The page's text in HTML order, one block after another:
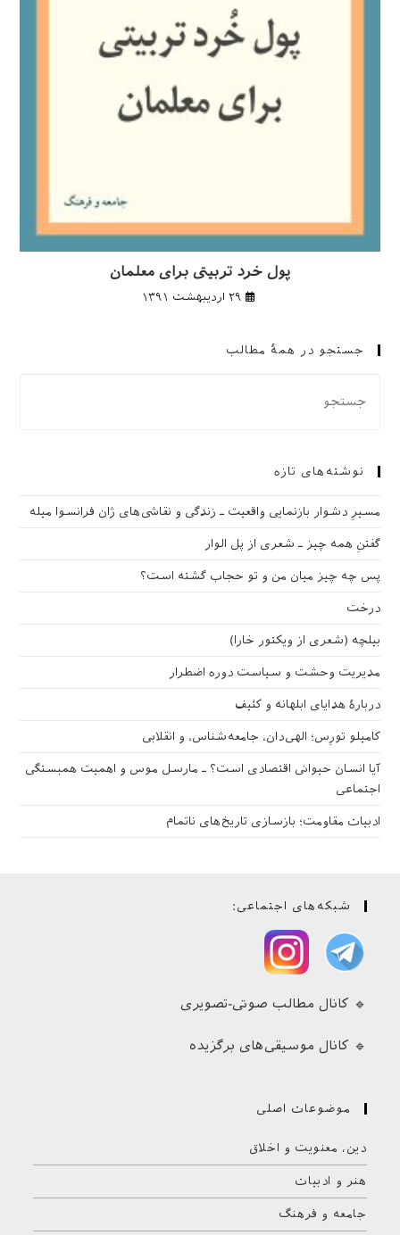
پول خرد تربیتی برای معلمان
۲۹ اردیبهشت ۱۳۹۱
جستجو در همهٔ مطالب
نوشته‌های تازه
مسیرِ دشوار بازنمایی واقعیت ـ زندگی و نقاشی‌های ژان فرانسوا میله
گفتنِ همه چیز ـ شعری از پل الوار
پس چه چیز میان من و تو حجاب گشته است؟
درخت
بیلچه (شعری از ویکتور خارا)
مدیریت وحشت و سیاست دوره اضطرار
دربارهٔ هدایای ابلهانه و کثیف
کامیلو تورِس؛ الهی‌دان، جامعه‌شناس، و انقلابی
آیا انسان حیوانی اقتصادی است؟ ـ مارسل موس و اهمیت همبستگی
اجتماعی
ادبیات مقاومت؛ بازسازی تاریخ‌های ناتمام
شبکه‌های اجتماعی:
🔹 کانال مطالب صوتی-تصویری
🔹 کانال موسیقی‌های برگزیده
موضوعات اصلی
دین، معنویت و اخلاق
هنر و ادبیات
جامعه و فرهنگ